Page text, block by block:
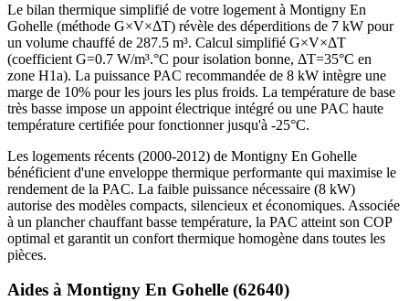
Le bilan thermique simplifié de votre logement à Montigny En
Gohelle (méthode G×V×ΔT) révèle des déperditions de 7 kW pour
un volume chauffé de 287.5 m³. Calcul simplifié G×V×ΔT
(coefficient G=0.7 W/m³.°C pour isolation bonne, ΔT=35°C en
zone H1a). La puissance PAC recommandée de 8 kW intègre une
marge de 10% pour les jours les plus froids. La température de base
très basse impose un appoint électrique intégré ou une PAC haute
température certifiée pour fonctionner jusqu'à -25°C.
Les logements récents (2000-2012) de Montigny En Gohelle
bénéficient d'une enveloppe thermique performante qui maximise le
rendement de la PAC. La faible puissance nécessaire (8 kW)
autorise des modèles compacts, silencieux et économiques. Associée
à un plancher chauffant basse température, la PAC atteint son COP
optimal et garantit un confort thermique homogène dans toutes les
pièces.
Aides à Montigny En Gohelle (62640)